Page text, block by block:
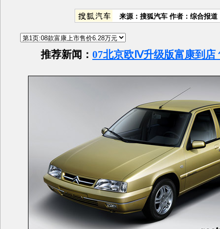
来源：搜狐汽车 作者：综合报道
推荐新闻： 07北京欧Ⅳ升级版富康到店